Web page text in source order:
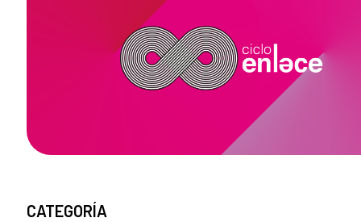
CATEGORÍA